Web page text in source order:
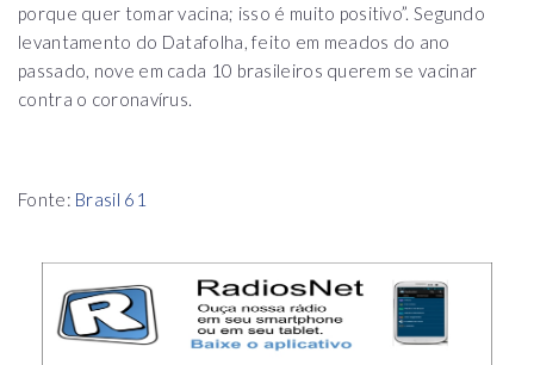
porque quer tomar vacina; isso é muito positivo”. Segundo
levantamento do Datafolha, feito em meados do ano
passado, nove em cada 10 brasileiros querem se vacinar
contra o coronavírus.
Fonte: Brasil 61